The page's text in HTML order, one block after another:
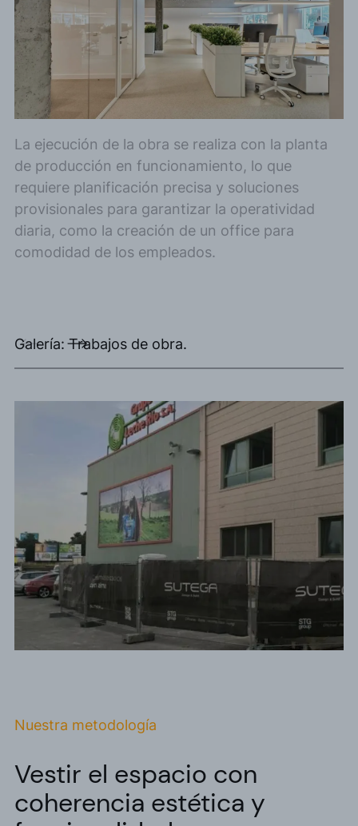
La ejecución de la obra se realiza con la planta
de producción en funcionamiento, lo que
requiere planificación precisa y soluciones
provisionales para garantizar la operatividad
diaria, como la creación de un office para
comodidad de los empleados.
Galería: Trabajos de obra.
Nuestra metodología
Vestir el espacio con
coherencia estética y